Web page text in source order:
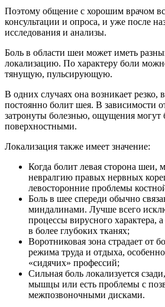
Поэтому общение с хорошим врачом
консультации и опроса, и уже после
исследования и анализы.
Боль в области шеи может иметь
локализацию. По характеру боли
тянущую, пульсирующую.
В одних случаях она возникает
постоянно болит шея. В зависимости
затронуты болезнью, ощущения могут
поверхностными.
Локализация также имеет значение:
Когда болит левая сторона шеи,
невралгию правых нервных
левосторонние проблемы
Боль в шее спереди обычно
миндалинами. Лучше всего
процессы вирусного характера,
в более глубоких тканях;
Воротниковая зона страдает от
режима труда и отдыха,
«сидячих» профессий;
Сильная боль локализуется
мышцы или есть проблемы с
межпозвоночными дисками.